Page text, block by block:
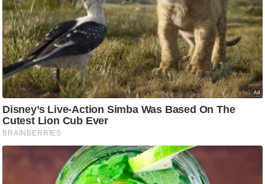
मी
क्षा
B
r
e
a
i
n
g